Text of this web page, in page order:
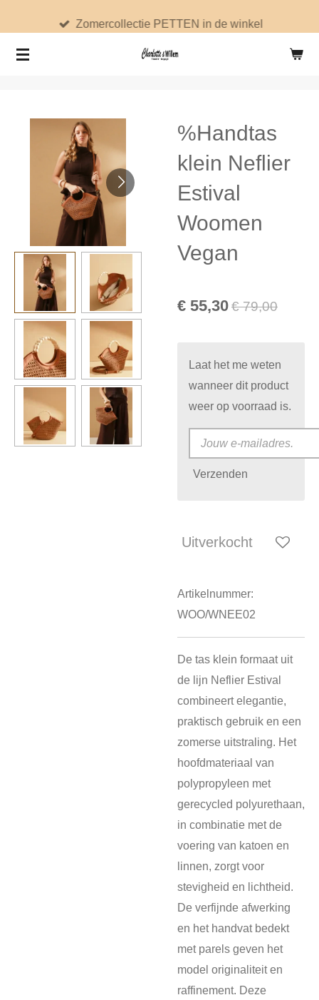
direct
naar
Zomercollectie PETTEN in de winkel
%Handtas
klein Neflier
Estival
Woomen
Vegan
€ 55,30€ 79,00
Laat het me weten
wanneer dit product
weer op voorraad is.
Verzenden
Uitverkocht
Artikelnummer:
WOO/WNEE02
De tas klein formaat uit
de lijn Neflier Estival
combineert elegantie,
praktisch gebruik en een
zomerse uitstraling. Het
hoofdmateriaal van
polypropyleen met
gerecycled polyurethaan,
in combinatie met de
voering van katoen en
linnen, zorgt voor
stevigheid en lichtheid.
De verfijnde afwerking
en het handvat bedekt
met parels geven het
model originaliteit en
raffinement. Deze